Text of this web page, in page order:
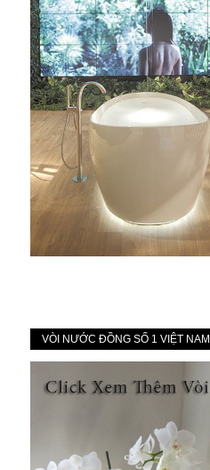
VÒI NƯỚC ĐỒNG SỐ 1 VIỆT NAM